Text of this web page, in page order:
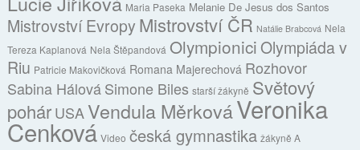
Maria Paseka Melanie De Jesus dos Santos
Mistrovství Evropy Mistrovství ČR Natálie Brabcová Nela
Tereza Kaplanová Nela Štěpandová OlympioniciOlympiáda v
Riu Patricie Makovičková Romana Majerechová Rozhovor
Sabina HálováSimone Biles starší žákyně Světový
pohárUSA Vendula MěrkováVeronika
Cenková Video česká gymnastika žákyně A